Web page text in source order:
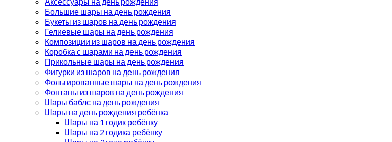
Большие шары на день рождения
Букеты из шаров на день рождения
Гелиевые шары на день рождения
Композиции из шаров на день рождения
Коробка с шарами на день рождения
Прикольные шары на день рождения
Фигурки из шаров на день рождения
Фольгированные шары на день рождения
Фонтаны из шаров на день рождения
Шары баблс на день рождения
Шары на день рождения ребёнка
Шары на 1 годик ребёнку
Шары на 2 годика ребёнку